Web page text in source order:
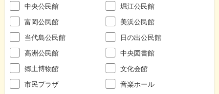
中央公民館
堀江公民館
富岡公民館
美浜公民館
当代島公民館
日の出公民館
高洲公民館
中央図書館
郷土博物館
文化会館
市民プラザ
音楽ホール